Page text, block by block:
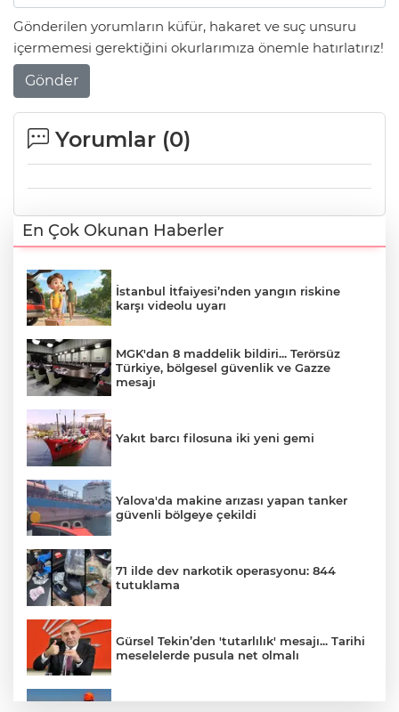
Gönderilen yorumların küfür, hakaret ve suç unsuru
içermemesi gerektiğini okurlarımıza önemle hatırlatırız!
Gönder
Yorumlar (0)
En Çok Okunan Haberler
İstanbul İtfaiyesi’nden yangın riskine
karşı videolu uyarı
MGK'dan 8 maddelik bildiri... Terörsüz
Türkiye, bölgesel güvenlik ve Gazze
mesajı
Yakıt barcı filosuna iki yeni gemi
Yalova'da makine arızası yapan tanker
güvenli bölgeye çekildi
71 ilde dev narkotik operasyonu: 844
tutuklama
Gürsel Tekin’den 'tutarlılık' mesajı... Tarihi
meselelerde pusula net olmalı